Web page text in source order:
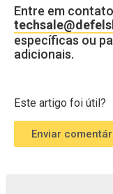
Entre em
específicas ou
adicionais.
Este artigo foi útil?